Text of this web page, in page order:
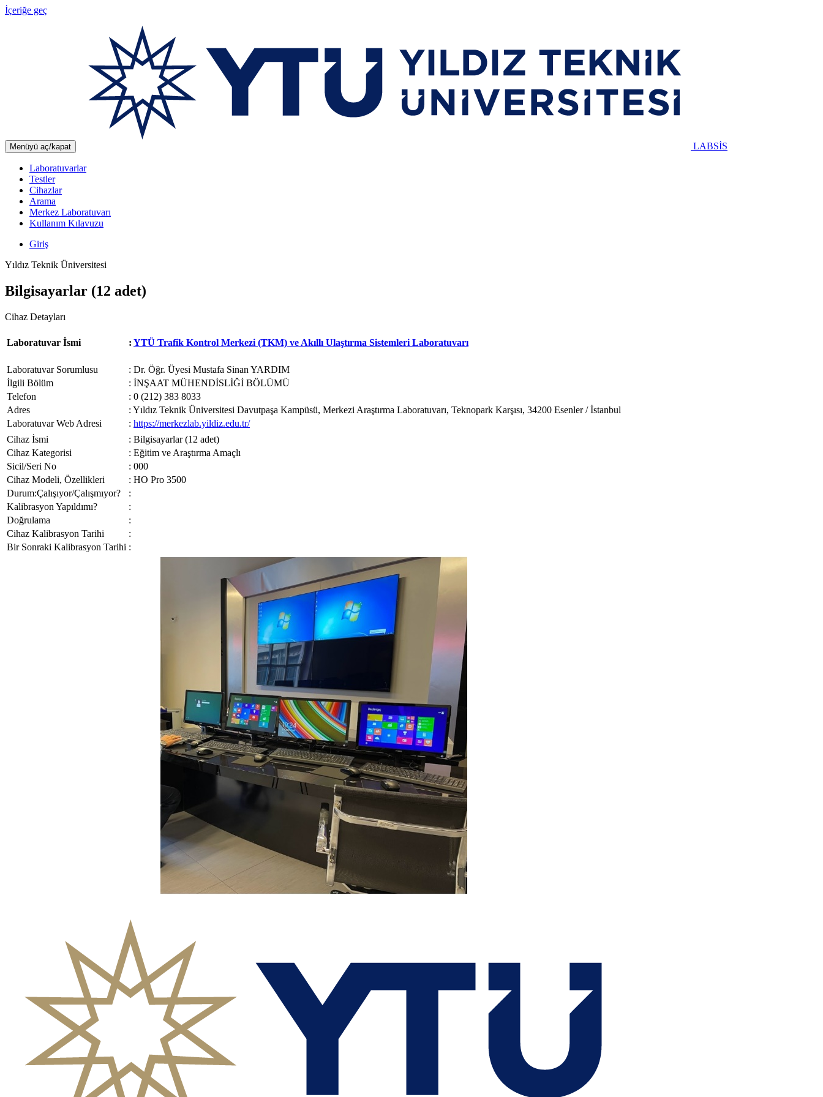
İçeriğe geç
Menüyü aç/kapat LABSİS
Laboratuvarlar
Testler
Cihazlar
Arama
Merkez Laboratuvarı
Kullanım Kılavuzu
Giriş
Yıldız Teknik Üniversitesi
Bilgisayarlar (12 adet)
Cihaz Detayları
Laboratuvar İsmi : YTÜ Trafik Kontrol Merkezi (TKM) ve Akıllı Ulaştırma Sistemleri Laboratuvarı
Laboratuvar Sorumlusu
: Dr. Öğr. Üyesi Mustafa Sinan YARDIM
İlgili Bölüm
: İNŞAAT MÜHENDİSLİĞİ BÖLÜMÜ
Telefon
: 0 (212) 383 8033
Adres
: Yıldız Teknik Üniversitesi Davutpaşa Kampüsü, Merkezi Araştırma Laboratuvarı, Teknopark Karşısı, 34200 Esenler / İstanbul
Laboratuvar Web Adresi
: https://merkezlab.yildiz.edu.tr/
Cihaz İsmi
: Bilgisayarlar (12 adet)
Cihaz Kategorisi
: Eğitim ve Araştırma Amaçlı
Sicil/Seri No
: 000
Cihaz Modeli, Özellikleri
: HO Pro 3500
Durum:Çalışıyor/Çalışmıyor?
:
Kalibrasyon Yapıldımı?
:
Doğrulama
:
Cihaz Kalibrasyon Tarihi
:
Bir Sonraki Kalibrasyon Tarihi :